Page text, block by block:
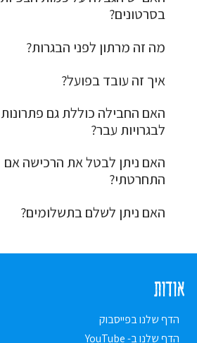
בסרטונים?
מה זה מרתון לפני הבגרות?
איך זה עובד בפועל?
האם החבילה כוללת גם פתרונות
לבגרויות עבר?
האם ניתן לבטל את הרכישה אם
התחרטתי?
האם ניתן לשלם בתשלומים?
אודות
הדף שלנו בפייסבוק
הדף שלנו ב- YouTube